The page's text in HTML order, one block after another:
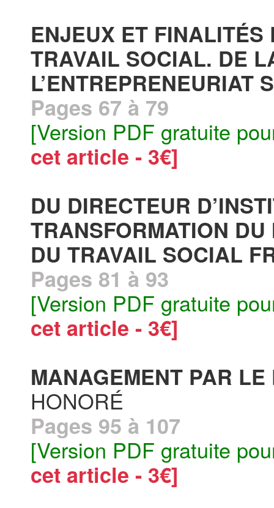
ENJEUX ET
TRAVAIL SOCIAL. DE
L’ENTREPRENEURIAT
Pages 67 à 79
[Version PDF gratuite
cet article - 3€]
DU DIRECTEUR
TRANSFORMATION
DU TRAVAIL SOCIAL
Pages 81 à 93
[Version PDF gratuite
cet article - 3€]
MANAGEMENT PAR
HONORÉ
Pages 95 à 107
[Version PDF gratuite
cet article - 3€]